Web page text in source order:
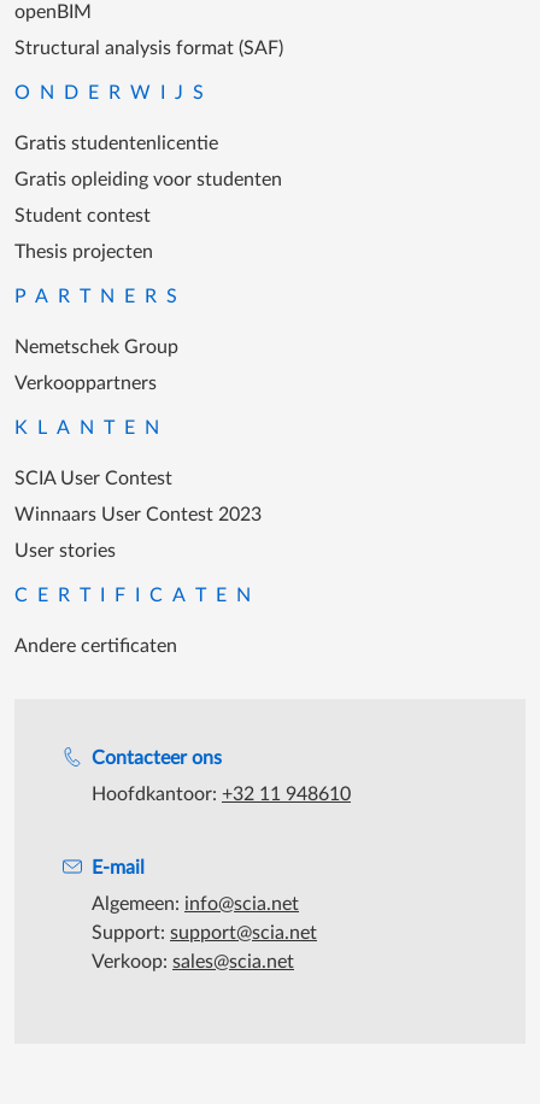
Contacteer ons
Hoofdkantoor: +32 11 948610
E-mail
Algemeen: info@scia.net
Support: support@scia.net
Verkoop: sales@scia.net
openBIM
Structural analysis format (SAF)
ONDERWIJS
Gratis studentenlicentie
Gratis opleiding voor studenten
Student contest
Thesis projecten
PARTNERS
Nemetschek Group
Verkooppartners
KLANTEN
SCIA User Contest
Winnaars User Contest 2023
User stories
CERTIFICATEN
Andere certificaten